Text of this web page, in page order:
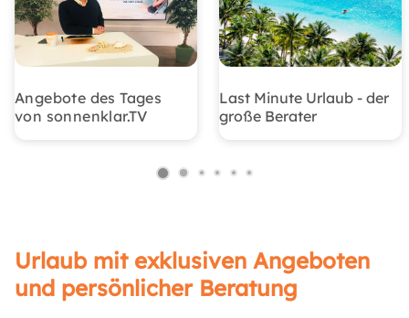
Angebote des Tages
von sonnenklar.TV
Last Minute Urlaub - der
große Berater
Urlaub mit exklusiven Angeboten
und persönlicher Beratung